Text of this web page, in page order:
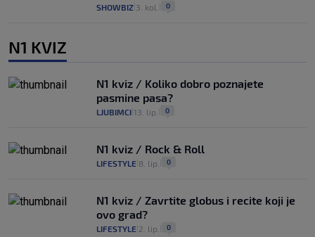
SHOWBIZ 3. kol. 0
N1 KVIZ
N1 kviz / Koliko dobro poznajete
pasmine pasa?
LJUBIMCI 13. lip. 0
N1 kviz / Rock & Roll
LIFESTYLE 8. lip. 0
N1 kviz / Zavrtite globus i recite koji je
ovo grad?
LIFESTYLE 2. lip. 0